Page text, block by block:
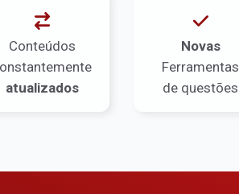
Conteúdos
atualizados
Novas
Ferramentas
de questões